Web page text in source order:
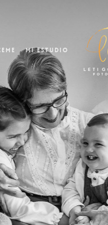
Mi Estudio
solo unas fotos,